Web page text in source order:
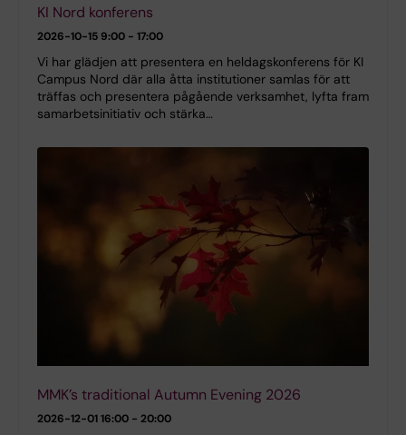
KI Nord konferens
2026-10-15 9:00 - 17:00
Vi har glädjen att presentera en heldagskonferens för KI
Campus Nord där alla åtta institutioner samlas för att
träffas och presentera pågående verksamhet, lyfta fram
samarbetsinitiativ och stärka…
MMK’s traditional Autumn Evening 2026
2026-12-0116:00 - 20:00